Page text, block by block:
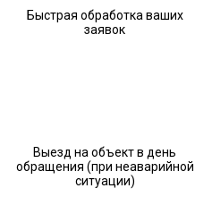
Быстрая обработка ваших
заявок
Выезд на объект в день
обращения (при неаварийной
ситуации)